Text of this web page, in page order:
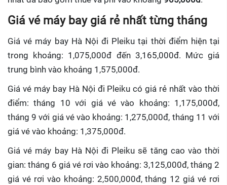
Giá vé máy bay giá rẻ nhất từng tháng
Giá vé máy bay Hà Nội đi Pleiku tại thời điểm hiện tại
trong khoảng: 1,075,000đ đến 3,165,000đ. Mức giá
trung bình vào khoảng 1,575,000đ.
Giá vé máy bay Hà Nội đi Pleiku có giá rẻ nhất vào thời
điểm: tháng 10 với giá vé vào khoảng: 1,175,000đ,
tháng 9 với giá vé vào khoảng: 1,275,000đ, tháng 11 với
giá vé vào khoảng: 1,375,000đ.
Giá vé máy bay Hà Nội đi Pleiku sẽ tăng cao vào thời
gian: tháng 6 giá vé rơi vào khoảng: 3,125,000đ, tháng 2
giá vé rơi vào khoảng: 2,500,000đ, tháng 12 giá vé rơi